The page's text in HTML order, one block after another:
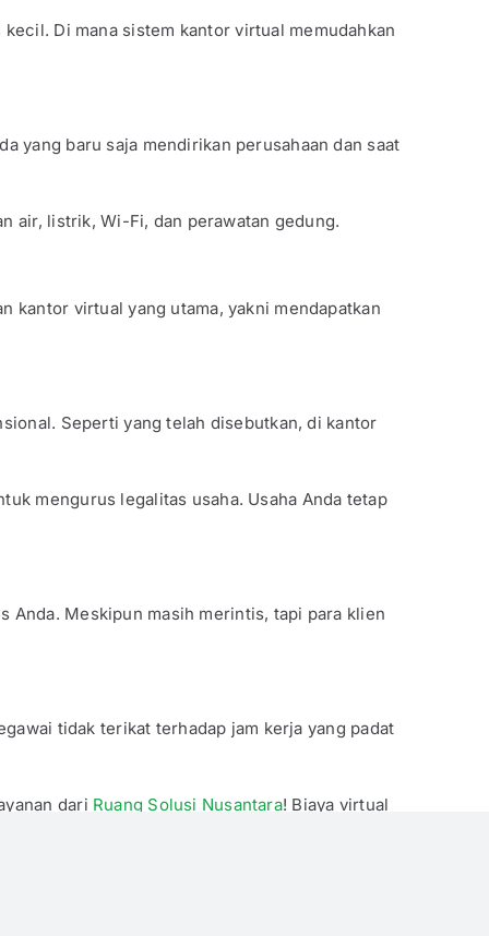
Di mana sistem kantor virtual memudahkan
yang baru saja mendirikan perusahaan dan saat
air, listrik, Wi-Fi, dan perawatan gedung.
kantor virtual yang utama, yakni mendapatkan
Seperti yang telah disebutkan, di kantor
mengurus legalitas usaha. Usaha Anda tetap
Anda. Meskipun masih merintis, tapi para klien
tidak terikat terhadap jam kerja yang padat
dari Ruang Solusi Nusantara! Biaya virtual